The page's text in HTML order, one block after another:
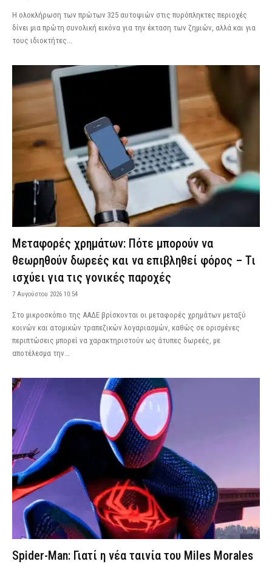
Η ολοκλήρωση των πρώτων 325 αυτοψιών στις πυρόπληκτες περιοχές
δίνει μια πρώτη συνολική εικόνα για την έκταση των ζημιών, αλλά και για
τους ιδιοκτήτες...
Μεταφορές χρημάτων: Πότε μπορούν να
θεωρηθούν δωρεές και να επιβληθεί φόρος – Τι
ισχύει για τις γονικές παροχές
7 Αυγούστου 2026 10:54
Στο μικροσκόπιο της ΑΑΔΕ βρίσκονται οι μεταφορές χρημάτων μεταξύ
κοινών και ατομικών τραπεζικών λογαριασμών, καθώς σε ορισμένες
περιπτώσεις μπορεί να χαρακτηριστούν ως άτυπες δωρεές, με
αποτέλεσμα την...
Spider-Man: Γιατί η νέα ταινία του Miles Morales